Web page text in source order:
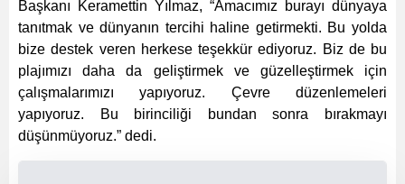
Başkanı Keramettin Yılmaz, “Amacımız burayı dünyaya
tanıtmak ve dünyanın tercihi haline getirmekti. Bu yolda
bize destek veren herkese teşekkür ediyoruz. Biz de bu
plajımızı daha da geliştirmek ve güzelleştirmek için
çalışmalarımızı yapıyoruz. Çevre düzenlemeleri
yapıyoruz. Bu birinciliği bundan sonra bırakmayı
düşünmüyoruz.” dedi.